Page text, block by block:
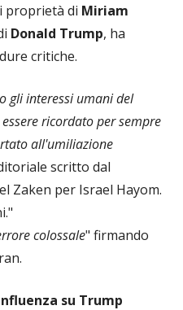
proprietà di Miriam
Donald Trump, ha
critiche.
gli interessi umani del
ricordato per sempre
all'umiliazione
scritto dal
Zaken per Israel Hayom.
colossale" firmando
su Trump